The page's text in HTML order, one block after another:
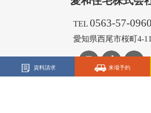
資料請求 来場予約
TEL 0563-57-0960
愛知県西尾市桜町4-11